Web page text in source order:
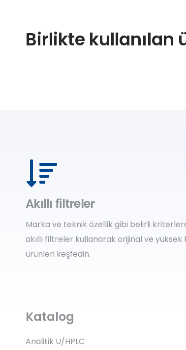
Birlikte kullanılan
Akıllı filtreler
Marka ve teknik özellik gibi belirli
akıllı filtreler kullanarak orijinal ve yüksek
ürünleri keşfedin.
Katalog
Analitik U/HPLC